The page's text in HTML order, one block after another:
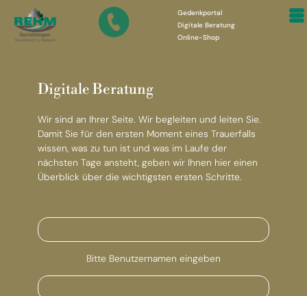
Gedenkportal
Digitale Beratung
Online-Shop
Digitale Beratung
Wir sind an Ihrer Seite. Wir begleiten und leiten Sie.
Damit Sie für den ersten Moment eines Trauerfalls
wissen, was zu tun ist und was im Laufe der
nächsten Tage ansteht, geben wir Ihnen hier einen
Überblick über die wichtigsten ersten Schritte.
Bitte Benutzernamen eingeben